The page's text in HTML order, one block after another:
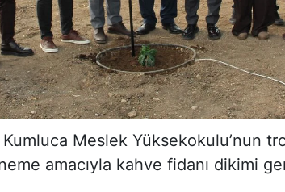
Meslek Yüksekokulu’nun
amacıyla kahve fidanı dikimi